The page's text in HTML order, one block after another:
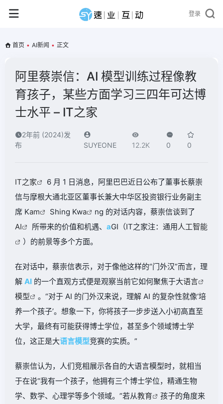
登录
首页 • AI新闻 • 正文
阿里蔡崇信：AI 模型训练过程像教
育孩子，某些方面学习三四年可达博
士水平 – IT之家
2年前 (2024)发
布
SUYEONE 12.2K 0 0
IT之家
6 月 1 日消息，阿里巴巴近日公布了董事长蔡崇
信与摩根大通北亚区董事长兼大中华区投资银行业务副主
席 Kam Shing Kwa
ng 的对话内容，蔡崇信谈到了
AI
所带来的价值和机遇、 aGI（IT之家注：通用人工智能
）的前景等多个方面。
在对话中，蔡崇信表示，对于像他这样的“门外汉”而言，理
解 AI 的一个直观方式便是观察当前它如何聚焦于大语言
模型
。“对于 AI 的门外汉来说， 理解 AI 的复杂性就像‘培
养一个孩子’。想象一下，你将孩子一步步送入小初高直至
大学，最终有可能获得博士学位，甚至多个领域博士学
位，这正是大语言模型竞赛的实质。”
蔡崇信认为，人们竞相展示各自的大语言模型时，就相当
于在说“我有一个孩子，他拥有三个博士学位，精通生物
学、数学、心理学等多个领域。”若从教育
孩子的角度来